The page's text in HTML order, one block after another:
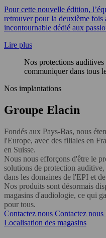
Pour cette nouvelle édition,
retrouver pour la deuxième fois
incontournable dédié aux
Lire plus
Nos protections auditives
communiquer dans tous
Nos implantations
Groupe Elacin
Fondés aux Pays-Bas, nous
l'Europe, avec des filiales en
en Suisse.
Nous nous efforçons d'être le
solutions de protection
dans les domaines de l'EPI et
Nos produits sont désormais
magasins d'audiologie, ce qui
pour tous.
Contactez nous Contactez nous
Localisation des magasins